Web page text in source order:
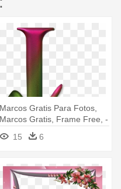
Marcos Gratis Para Fotos,
Marcos Gratis, Frame Free, -
Letra L Con Flores
15 6